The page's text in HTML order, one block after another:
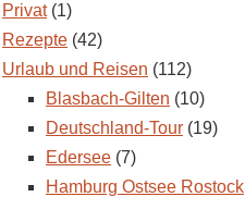
Privat(1)
Rezepte (42)
Urlaub und Reisen (112)
Blasbach-Gilten (10)
Deutschland-Tour (19)
Edersee (7)
Hamburg Ostsee Rostock